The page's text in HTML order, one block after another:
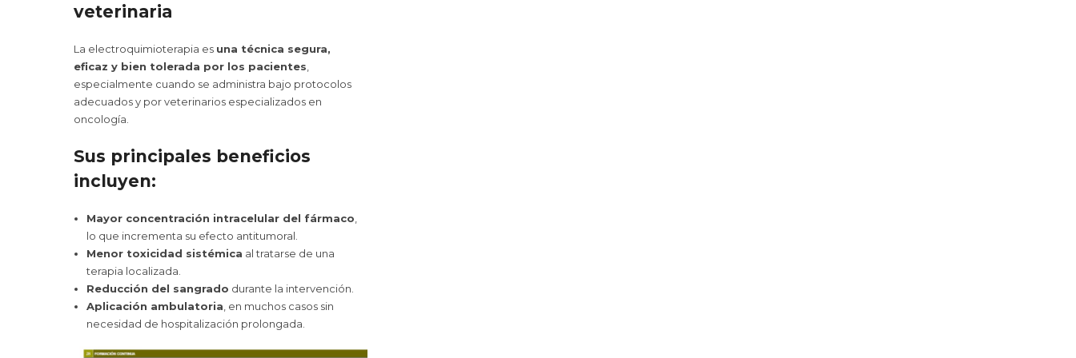
veterinaria
La electroquimioterapia es una técnica segura,
eficaz y bien tolerada por los pacientes
especialmente cuando se administra bajo protocolos
adecuados y por veterinarios especializados en
oncología.
Sus principales beneficios
incluyen:
Mayor concentración intracelular del fármaco
lo que incrementa su efecto antitumoral.
Menor toxicidad sistémica al tratarse de una
terapia localizada.
Reducción del sangrado durante la intervención.
Aplicación ambulatoria , en muchos casos sin
necesidad de hospitalización prolongada.